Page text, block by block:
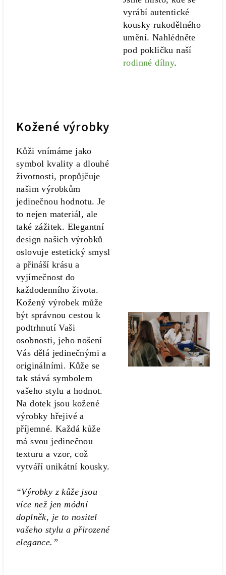
vyrábí autentické
kousky rukodělného
umění. Nahlédněte
pod pokličku naší
rodinné dílny.
Kožené výrobky
Kůži vnímáme jako
symbol kvality a dlouhé
životnosti, propůjčuje
našim výrobkům
jedinečnou hodnotu. Je
to nejen materiál, ale
také zážitek. Elegantní
design našich výrobků
oslovuje estetický smysl
a přináší krásu a
vyjímečnost do
každodenního života.
Kožený výrobek může
být správnou cestou k
podtrhnutí Vaši
osobnosti, jeho nošení
Vás dělá jedinečnými a
originálními. Kůže se
tak stává symbolem
vašeho stylu a hodnot.
Na dotek jsou kožené
výrobky hřejivé a
příjemné. Každá kůže
má svou jedinečnou
texturu a vzor, což
vytváří unikátní kousky.
“Výrobky z kůže jsou
více než jen módní
doplněk, je to nositel
vašeho stylu a přirozené
elegance.”